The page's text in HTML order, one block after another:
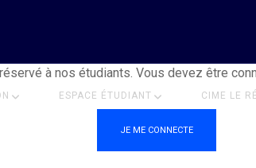
ESPACE ÉTUDIANT CIME LE
à nos étudiants. Vous devez être
JE ME CONNECTE